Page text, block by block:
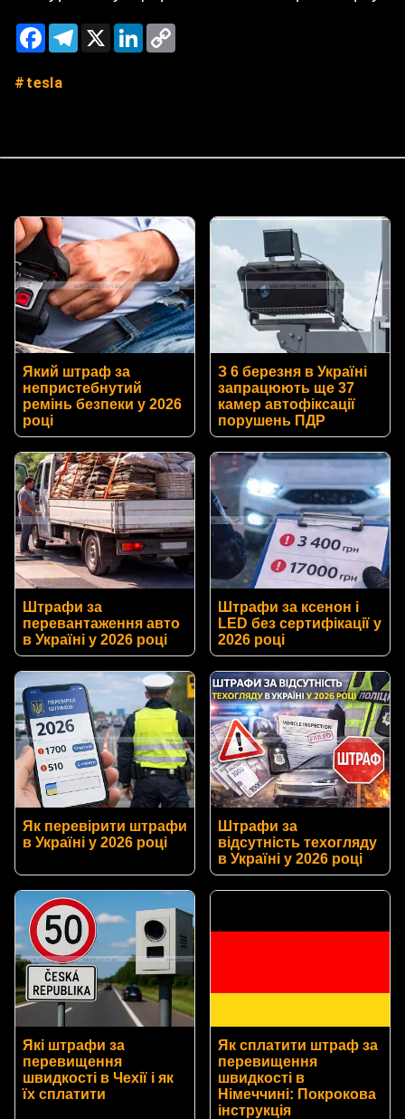
FacebookTelegram
X LinkedIn
tesla
Який штраф за
непристебнутий
ремінь безпеки у 2026
році
З 6 березня в Україні
запрацюють ще 37
камер автофіксації
порушень ПДР
Штрафи за
перевантаження авто
в Україні у 2026 році
Штрафи за ксенон і
LED без сертифікації у
2026 році
Як перевірити штрафи
в Україні у 2026 році
Штрафи за
відсутність техогляду
в Україні у 2026 році
Які штрафи за
перевищення
швидкості в Чехії і як
їх сплатити
Як сплатити штраф за
перевищення
швидкості в
Німеччині: Покрокова
інструкція